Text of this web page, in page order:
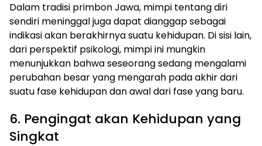
Dalam tradisi primbon Jawa, mimpi tentang diri
sendiri meninggal juga dapat dianggap sebagai
indikasi akan berakhirnya suatu kehidupan. Di sisi lain,
dari perspektif psikologi, mimpi ini mungkin
menunjukkan bahwa seseorang sedang mengalami
perubahan besar yang mengarah pada akhir dari
suatu fase kehidupan dan awal dari fase yang baru.
6. Pengingat akan Kehidupan yang
Singkat